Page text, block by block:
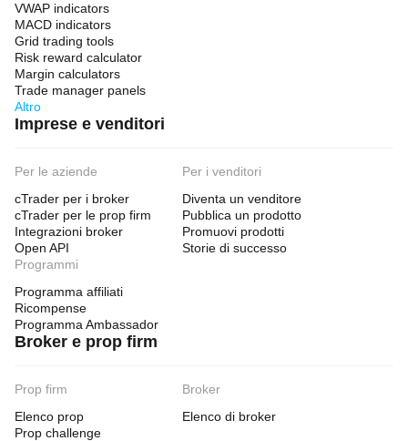
VWAP indicators
MACD indicators
Grid trading tools
Risk reward calculator
Margin calculators
Trade manager panels
Altro
Imprese e venditori
Per le aziende
cTrader per i broker
cTrader per le prop firm
Integrazioni broker
Open API
Per i venditori
Diventa un venditore
Pubblica un prodotto
Promuovi prodotti
Storie di successo
Programmi
Programma affiliati
Ricompense
Programma Ambassador
Broker e prop firm
Prop firm
Elenco prop
Prop challenge
Broker
Elenco di broker